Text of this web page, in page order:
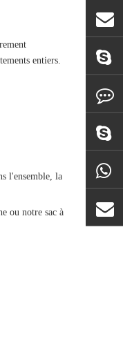
entiers.
l'ensemble, la
ou notre sac à